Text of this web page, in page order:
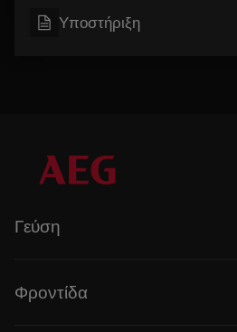
Υποστήριξη
Γεύση
Η σειρά Mastery της AEG
Επαγωγικές εστίες
Φροντίδα